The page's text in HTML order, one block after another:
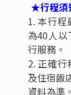
容及售價，
**無購物、
泉水**